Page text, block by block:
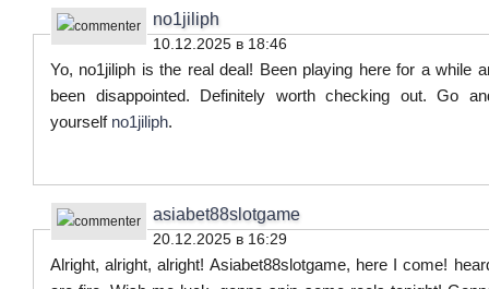
no1jiliph
10.12.2025 в 18:46
Yo, no1jiliph is the real deal! Been playing here for a while
been disappointed. Definitely worth checking out. Go
yourself no1jiliph.
asiabet88slotgame
20.12.2025 в 16:29
Alright, alright, alright! Asiabet88slotgame, here I come!